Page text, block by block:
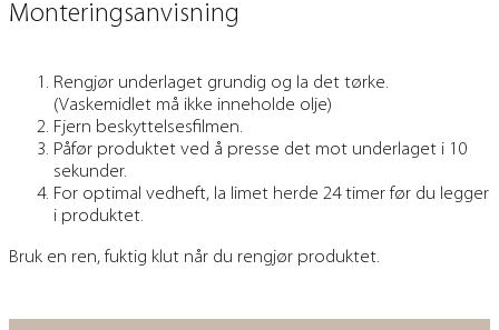
Monteringsanvisning
Rengjør underlaget grundig og la det tørke.
(Vaskemidlet må ikke inneholde olje)
Fjern beskyttelsesfilmen.
Påfør produktet ved å presse det mot underlaget i 10
sekunder.
For optimal vedheft, la limet herde 24 timer før du legger
i produktet.
Bruk en ren, fuktig klut når du rengjør produktet.